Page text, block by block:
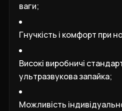
ваги;
Гнучкість і комфорт при
Високі виробничі
ультразвукова запайка;
Можливість